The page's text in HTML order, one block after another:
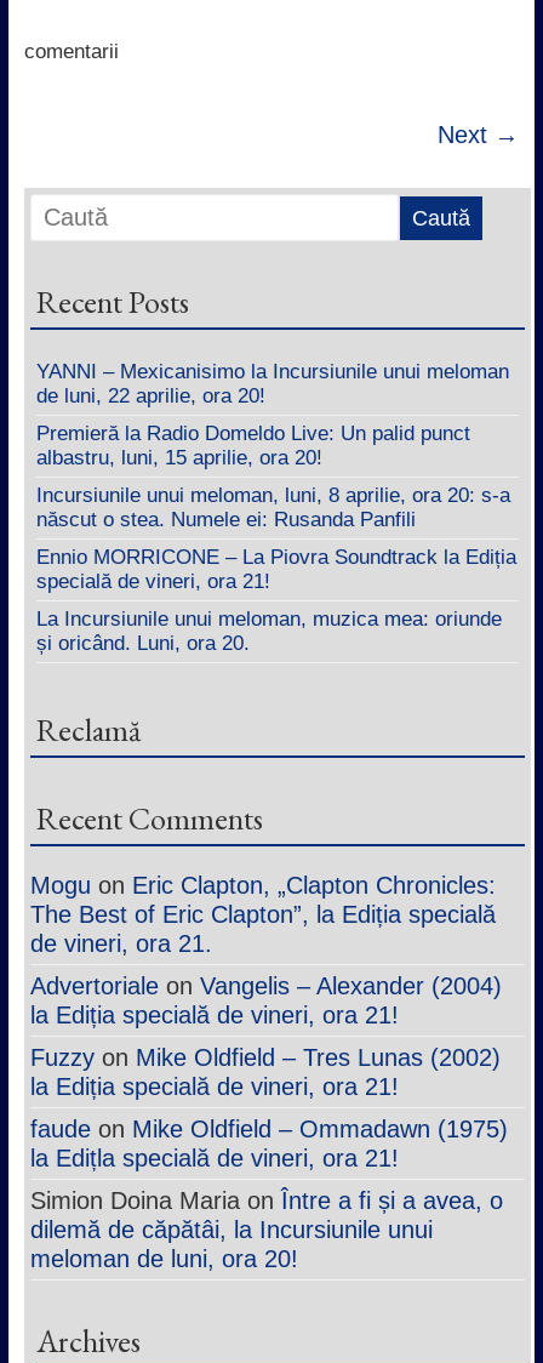
k
p
comentarii
Next →
Recent Posts
YANNI – Mexicanisimo la Incursiunile unui meloman
de luni, 22 aprilie, ora 20!
Premieră la Radio Domeldo Live: Un palid punct
albastru, luni, 15 aprilie, ora 20!
Incursiunile unui meloman, luni, 8 aprilie, ora 20: s-a
născut o stea. Numele ei: Rusanda Panfili
Ennio MORRICONE – La Piovra Soundtrack la Ediția
specială de vineri, ora 21!
La Incursiunile unui meloman, muzica mea: oriunde
și oricând. Luni, ora 20.
Reclamă
Recent Comments
Mogu on Eric Clapton, „Clapton Chronicles:
The Best of Eric Clapton”, la Ediția specială
de vineri, ora 21.
Advertorialeon Vangelis – Alexander (2004)
la Ediția specială de vineri, ora 21!
Fuzzyon Mike Oldfield – Tres Lunas (2002)
la Ediția specială de vineri, ora 21!
faudeon Mike Oldfield – Ommadawn (1975)
la Edițla specială de vineri, ora 21!
Simion Doina MariaonÎntre a fi și a avea, o
dilemă de căpătâi, la Incursiunile unui
meloman de luni, ora 20!
Archives